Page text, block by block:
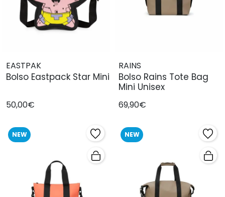
EASTPAK
Bolso Eastpack Star Mini
50,00€
RAINS
Bolso Rains Tote Bag
Mini Unisex
69,90€
NEW NEW